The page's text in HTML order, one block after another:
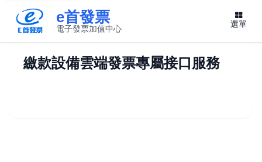
e首發票
電子發票加值中心 選單
繳款設備雲端發票專屬接口服務